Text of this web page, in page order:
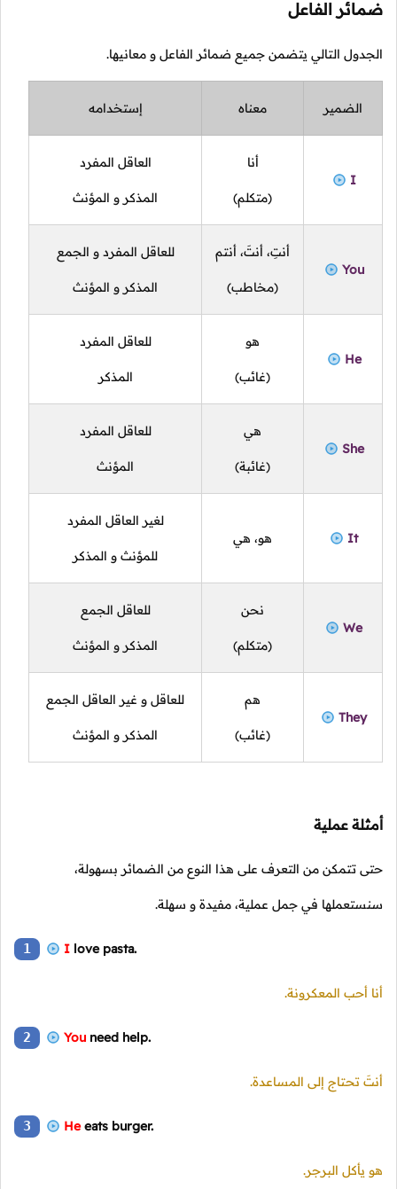
ضمائر الفاعل
الجدول التالي يتضمن جميع ضمائر الفاعل و معانيها.
الضمير معناه إستخدامه
I
أنا
(متكلم)
العاقل المفرد
المذكر و المؤنث
You
أنتِ، أنتَ، أنتم
(مخاطب)
للعاقل المفرد و الجمع
المذكر و المؤنث
He
هو
(غائب)
للعاقل المفرد
المذكر
She
هي
(غائبة)
للعاقل المفرد
المؤنث
It هو، هي
لغير العاقل المفرد
للمؤنث و المذكر
We
نحن
(متكلم)
للعاقل الجمع
المذكر و المؤنث
They
هم
(غائب)
للعاقل و غير العاقل الجمع
المذكر و المؤنث
أمثلة عملية
حتى تتمكن من التعرف على هذا النوع من الضمائر بسهولة،
سنستعملها في جمل عملية، مفيدة و سهلة.
1 I love pasta.
أنا أحب المعكرونة.
2 You need help.
أنتَ تحتاج إلى المساعدة.
3 Heeats burger.
هو يأكل البرجر.